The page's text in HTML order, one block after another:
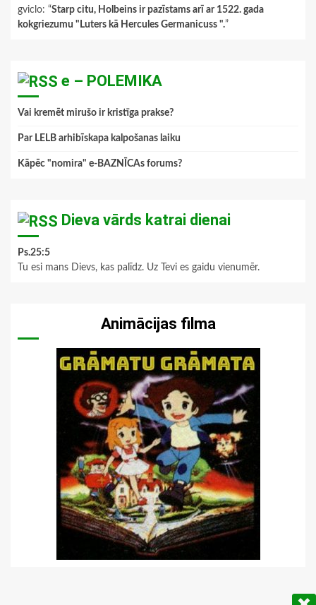
gviclo: “Starp citu, Holbeins ir pazīstams arī ar 1522. gada
kokgriezumu "Luters kā Hercules Germanicuss ".”
e – POLEMIKA
Vai kremēt mirušo ir kristīga prakse?
Par LELB arhibīskapa kalpošanas laiku
Kāpēc "nomira" e-BAZNĪCAs forums?
Dieva vārds katrai dienai
Ps.25:5
Tu esi mans Dievs, kas palīdz. Uz Tevi es gaidu vienumēr.
Animācijas filma